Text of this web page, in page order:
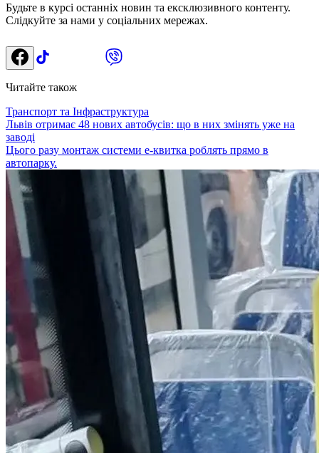
Будьте в курсі останніх новин та ексклюзивного контенту.
Слідкуйте за нами у соціальних мережах.
Читайте також
Транспорт та Інфраструктура
Львів отримає 48 нових автобусів: що в них змінять уже на
заводі
Цього разу монтаж системи е-квитка роблять прямо в
автопарку.